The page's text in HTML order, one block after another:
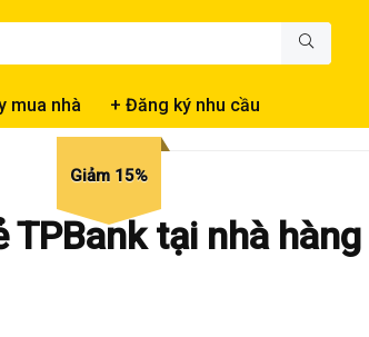
mua nhà + Đăng ký nhu cầu
Giảm 15%
TPBank tại nhà hàng